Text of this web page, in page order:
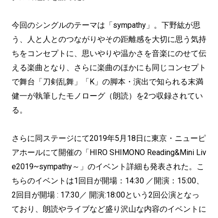
今回のシングルのテーマは「sympathy」。下野紘が思
う、人と人とのつながりやその距離感を大切に思う気持
ちをコンセプトに、思いやりや温かさを音楽にのせて伝
える楽曲となり、さらに楽曲のほかにも同じコンセプト
で舞台「刀剣乱舞」「K」の脚本・演出で知られる末満
健一が執筆したモノローグ（朗読）を2つ収録されてい
る。
さらに同ステージにて2019年5月18日に東京・ニューピ
アホールにて開催の「HIRO SHIMONO Reading&Mini Liv
e2019~sympathy～」のイベント詳細も発表された。こ
ちらのイベントは1回目が開場：14:30 ／開演：15:00、
2回目が開場 : 17:30／ 開演:18:00という2回公演となっ
ており、朗読やライブなど盛り沢山な内容のイベントに